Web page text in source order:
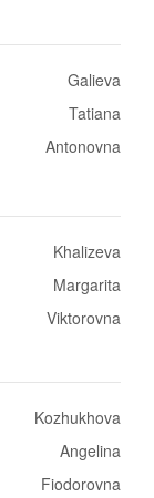
Galieva
Tatiana
Antonovna
Khalizeva
Margarita
Viktorovna
Kozhukhova
Angelina
Fiodorovna